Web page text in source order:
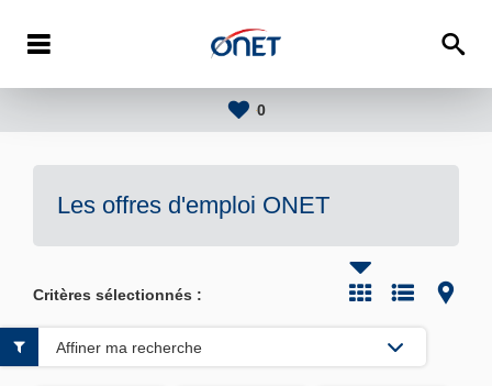
0
Les offres d'emploi ONET
Critères sélectionnés :
Affiner ma recherche